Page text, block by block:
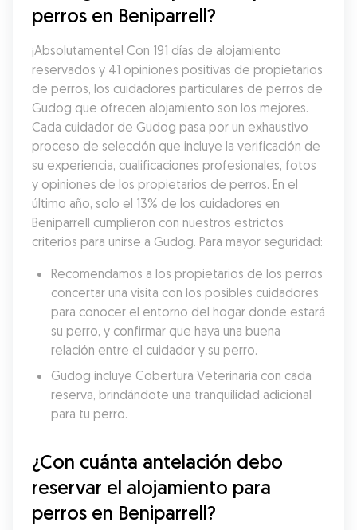
perros en Beniparrell?
¡Absolutamente! Con 191 días de alojamiento
reservados y 41 opiniones positivas de propietarios
de perros, los cuidadores particulares de perros de
Gudog que ofrecen alojamiento son los mejores.
Cada cuidador de Gudog pasa por un exhaustivo
proceso de selección que incluye la verificación de
su experiencia, cualificaciones profesionales, fotos
y opiniones de los propietarios de perros. En el
último año, solo el 13% de los cuidadores en
Beniparrell cumplieron con nuestros estrictos
criterios para unirse a Gudog. Para mayor seguridad:
Recomendamos a los propietarios de los perros
concertar una visita con los posibles cuidadores
para conocer el entorno del hogar donde estará
su perro, y confirmar que haya una buena
relación entre el cuidador y su perro.
Gudog incluye Cobertura Veterinaria con cada
reserva, brindándote una tranquilidad adicional
para tu perro.
¿Con cuánta antelación debo
reservar el alojamiento para
perros en Beniparrell?